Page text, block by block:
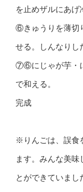
を止めザルにあげ
⑥きゅうりを薄切
せる。しんなりし
⑦⑥にじゃが芋・
で和える。
完成
※りんごは、誤食
ます。みんな美味
とができていまし